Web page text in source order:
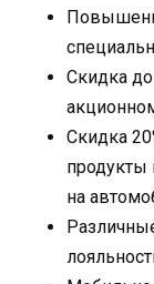
Скидка
Скидка
продукты
на